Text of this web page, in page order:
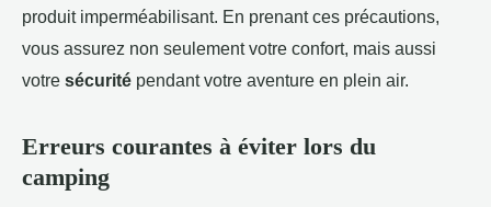
produit imperméabilisant. En prenant ces précautions,
vous assurez non seulement votre confort, mais aussi
votre sécurité pendant votre aventure en plein air.
Erreurs courantes à éviter lors du
camping